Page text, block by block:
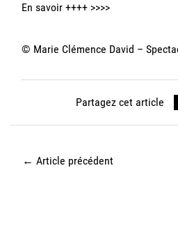
En savoir ++++ >>>>
© Marie Clémence David –
Partagez cet article
← Article précédent